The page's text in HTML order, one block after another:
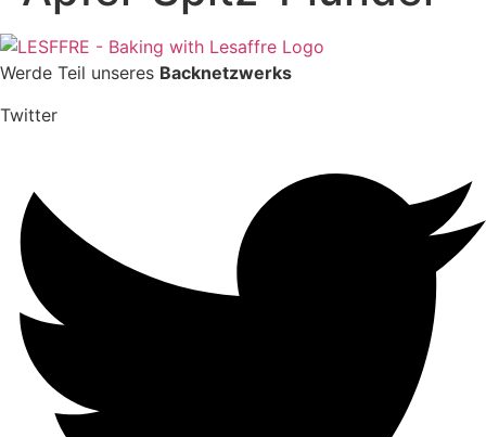
Werde Teil unseres Backnetzwerks
Twitter